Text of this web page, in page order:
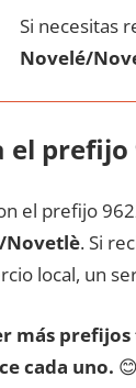
Si necesitas
Novelé/
el prefijo
el prefijo
Novetlè. Si
local, un
mа́s
cada uno.